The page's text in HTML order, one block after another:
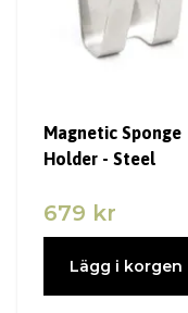
Magnetic Sponge
Holder - Steel
679 kr
Lägg i korgen